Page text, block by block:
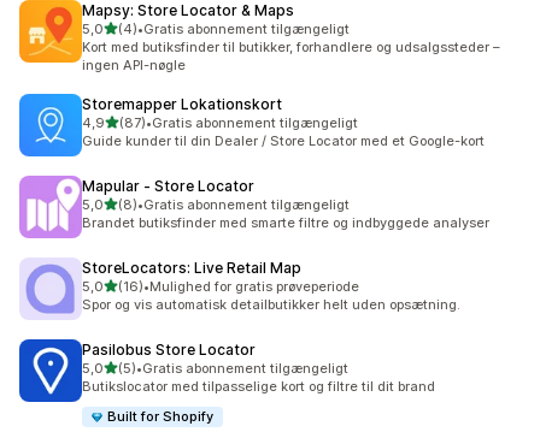
Mapsy: Store Locator & Maps
5,0ud af 5 stjerner
(4)
4 anmeldelser i alt
•Gratis abonnement tilgængeligt
Kort med butiksfinder til butikker, forhandlere og udsalgssteder –
ingen API-nøgle
Storemapper Lokationskort
4,9ud af 5 stjerner
(87)
87 anmeldelser i alt
•Gratis abonnement tilgængeligt
Guide kunder til din Dealer / Store Locator med et Google-kort
Mapular ‑ Store Locator
5,0ud af 5 stjerner
(8)
8 anmeldelser i alt
•Gratis abonnement tilgængeligt
Brandet butiksfinder med smarte filtre og indbyggede analyser
StoreLocators: Live Retail Map
5,0ud af 5 stjerner
(16)
16 anmeldelser i alt
•Mulighed for gratis prøveperiode
Spor og vis automatisk detailbutikker helt uden opsætning.
Pasilobus Store Locator
5,0ud af 5 stjerner
(5)
5 anmeldelser i alt
•Gratis abonnement tilgængeligt
Butikslocator med tilpasselige kort og filtre til dit brand
Built for Shopify